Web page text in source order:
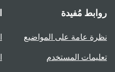
روابط مُفيدة
نظرة عامة على المواضيع
تعليمات المستخدم